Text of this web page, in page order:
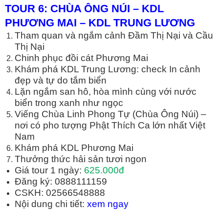
TOUR 6: CHÙA ÔNG NÚI – KDL
PHƯƠNG MAI – KDL TRUNG LƯƠNG
Tham quan và ngắm cảnh Đầm Thị Nại và Cầu
Thị Nại
Chinh phục đồi cát Phương Mai
Khám phá KDL Trung Lương: check In cảnh
đẹp và tự do tắm biển
Lặn ngắm san hô, hòa mình cùng với nước
biển trong xanh như ngọc
Viếng Chùa Linh Phong Tự (Chùa Ông Núi) –
nơi có pho tượng Phật Thích Ca lớn nhất Việt
Nam
Khám phá KDL Phương Mai
Thưởng thức hải sản tươi ngon
Giá tour 1 ngày: 625.000đ
Đăng ký: 0888111159
CSKH: 02566548888
Nội dung chi tiết: xem ngay